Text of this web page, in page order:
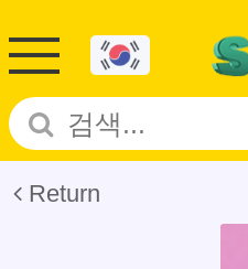
Return